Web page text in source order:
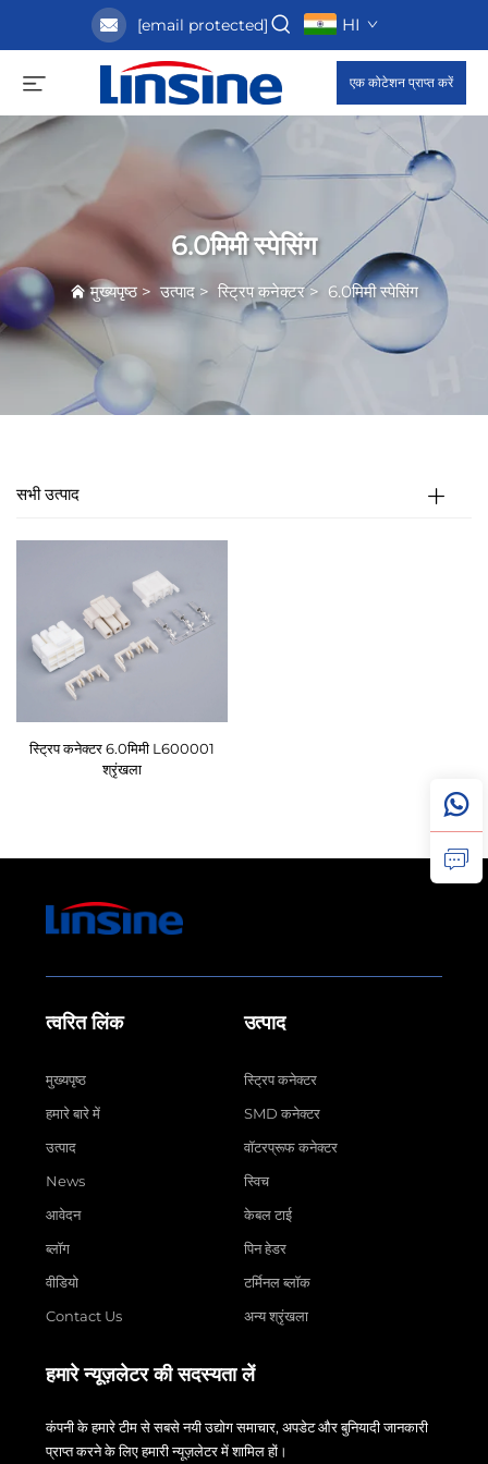
[email protected] HI
एक कोटेशन प्राप्त करें
6.0मिमी स्पेसिंग
मुख्यपृष्ठ >उत्पाद > स्ट्रिप कनेक्टर> 6.0मिमी स्पेसिंग
सभी उत्पाद
स्ट्रिप कनेक्टर 6.0मिमी L600001
श्रृंखला
त्वरित लिंक
मुख्यपृष्ठ
हमारे बारे में
उत्पाद
News
आवेदन
ब्लॉग
वीडियो
Contact Us
उत्पाद
स्ट्रिप कनेक्टर
SMD कनेक्टर
वॉटरप्रूफ कनेक्टर
स्विच
केबल टाई
पिन हेडर
टर्मिनल ब्लॉक
अन्य श्रृंखला
हमारे न्यूज़लेटर की सदस्यता लें
कंपनी के हमारे टीम से सबसे नयी उद्योग समाचार, अपडेट और बुनियादी जानकारी
प्राप्त करने के लिए हमारी न्यूज़लेटर में शामिल हों।